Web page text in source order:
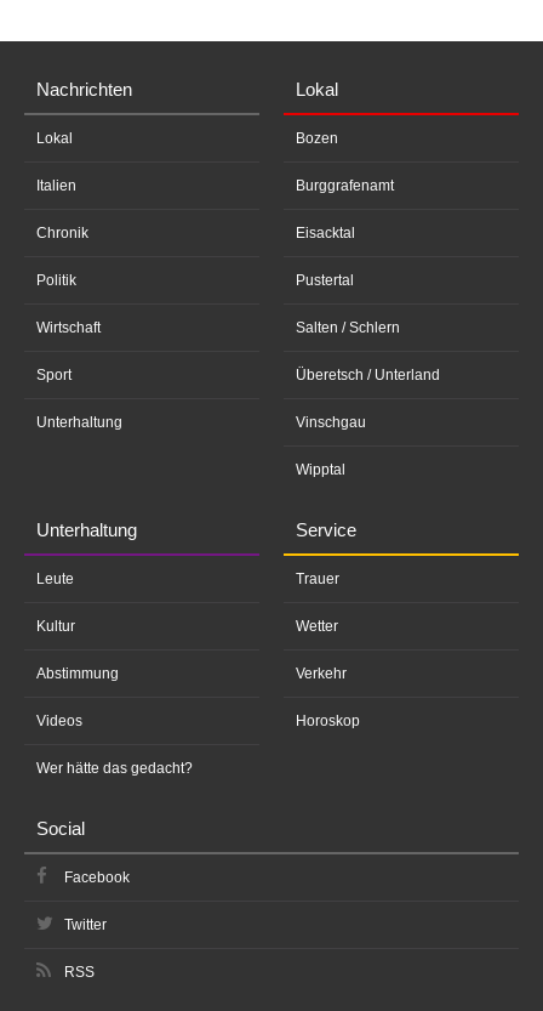
Nachrichten
Lokal
Italien
Chronik
Politik
Wirtschaft
Sport
Unterhaltung
Lokal
Bozen
Burggrafenamt
Eisacktal
Pustertal
Salten / Schlern
Überetsch / Unterland
Vinschgau
Wipptal
Unterhaltung
Leute
Kultur
Abstimmung
Videos
Wer hätte das gedacht?
Service
Trauer
Wetter
Verkehr
Horoskop
Social
Facebook
Twitter
RSS